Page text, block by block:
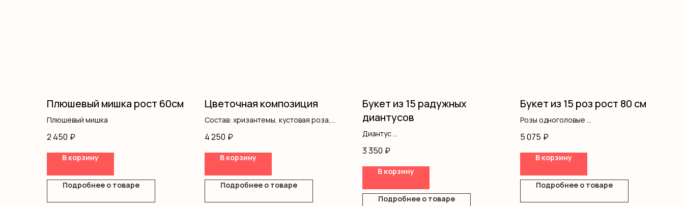
Плюшевый мишка рост 60см
Плюшевый мишка
2 450 ₽
В корзину
Подробнее о товаре
Цветочная композиция
Состав: хризантемы, кустовая роза,
4 250 ₽
В корзину
Подробнее о товаре
Букет из 15 радужных
диантусов
Диантус
3 350 ₽
В корзину
Подробнее о товаре
Букет из 15 роз рост 80 см
Розы одноголовые
5 075 ₽
В корзину
Подробнее о товаре